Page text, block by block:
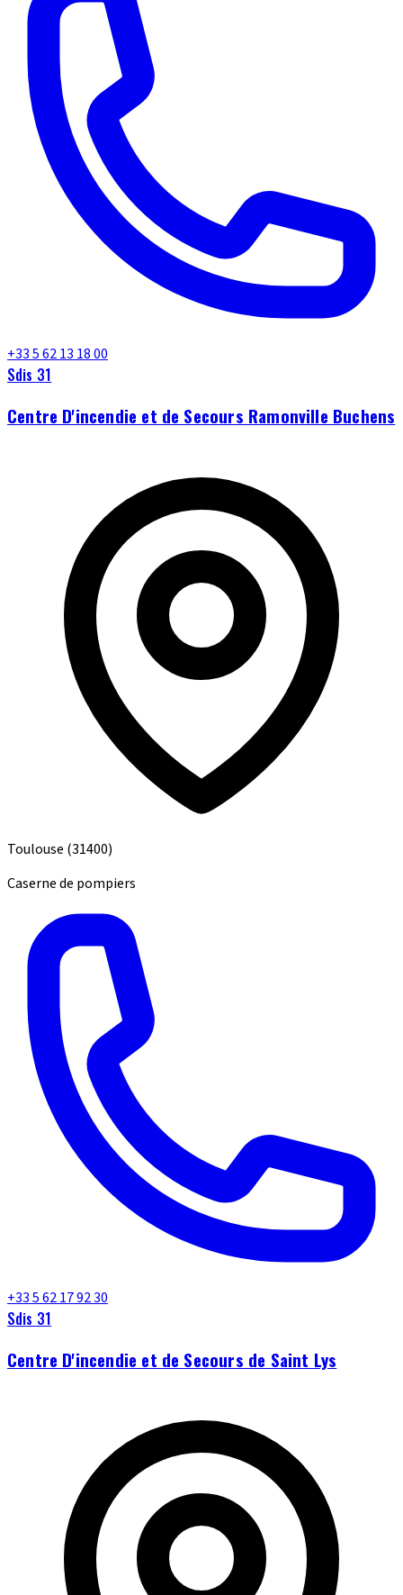
+33 5 62 13 18 00
Sdis 31
Centre D'incendie et de Secours Ramonville Buchens
Toulouse (31400)
Caserne de pompiers
+33 5 62 17 92 30
Sdis 31
Centre D'incendie et de Secours de Saint Lys